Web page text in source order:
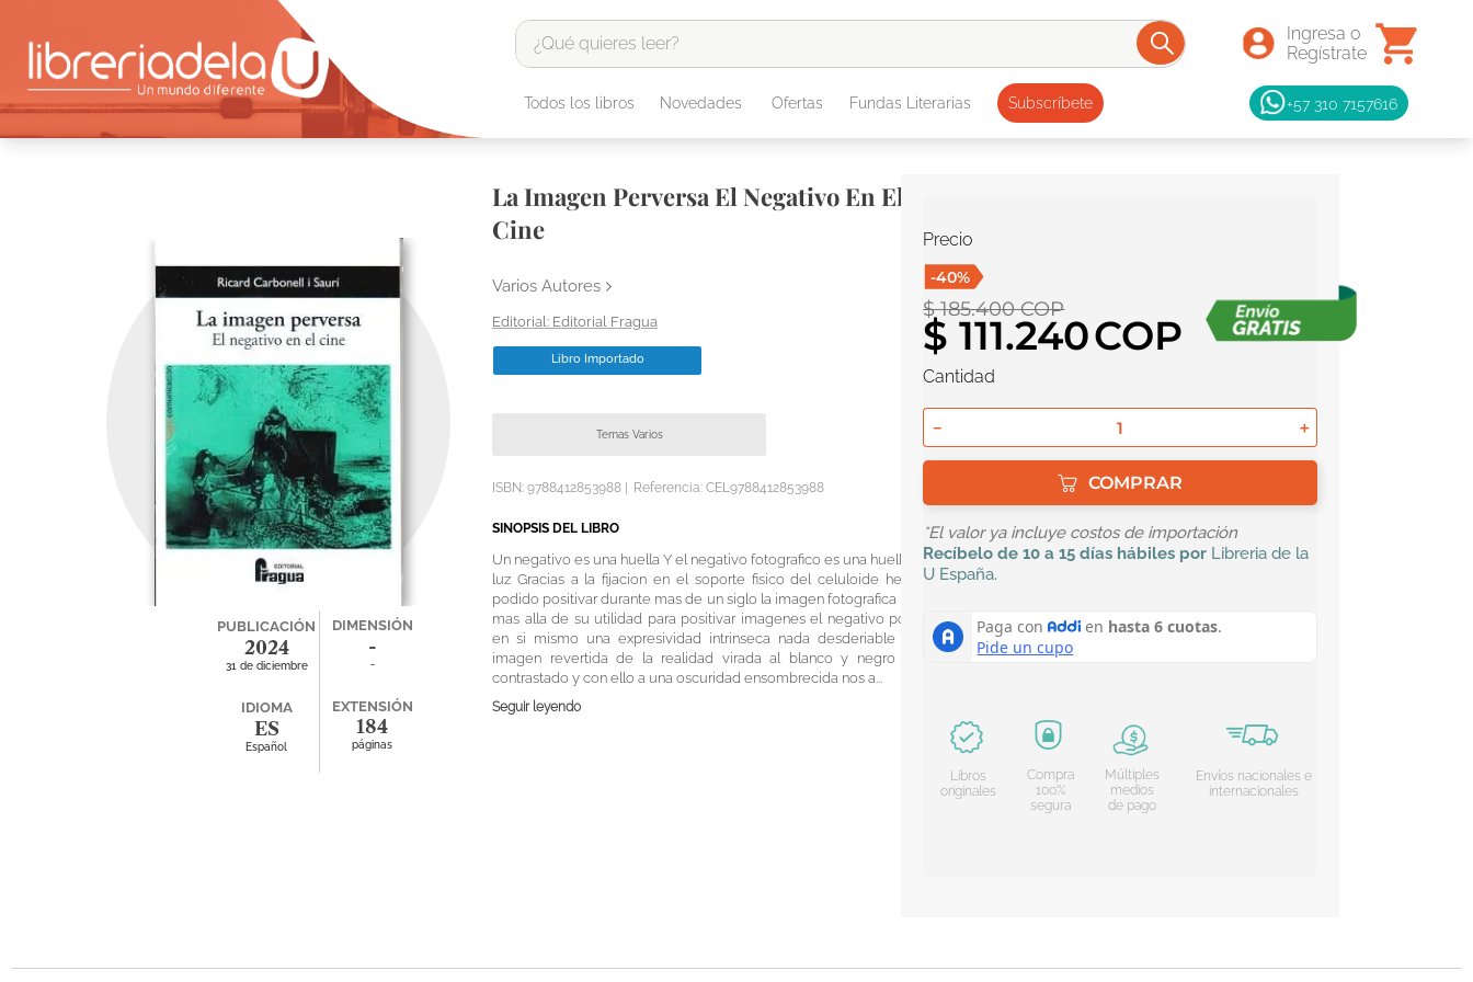
¿Qué quieres leer?
Todos los libros Novedades Ofertas Fundas Literarias Subscríbete +57 310 7157616
PUBLICACIÓN
2024
31 de diciembre
DIMENSIÓN
-
-
IDIOMA
ES
Español
EXTENSIÓN
184
páginas
La Imagen Perversa El Negativo En El
Cine
Varios Autores
Editorial Fragua
Libro Importado
Temas Varios
ISBN: 9788412853988 Referencia: CEL9788412853988
SINOPSIS DEL LIBRO
Un negativo es una huella Y el negativo fotografico es una huella de
luz Gracias a la fijacion en el soporte fisico del celuloide hemos
podido positivar durante mas de un siglo la imagen fotografica Pero
mas alla de su utilidad para positivar imagenes el negativo posee
en si mismo una expresividad intrinseca nada desderiable Esta
imagen revertida de la realidad virada al blanco y negro mas
contrastado y con ello a una oscuridad ensombrecida nos a...
Seguir leyendo
Precio
-40%
$ 185.400COP
$ 111.240
Cantidad
＋
－
COMPRAR
*El valor ya incluye costos de importación
Recíbelo de 10 a 15 días hábiles por Libreria de la
U España.
Libros
originales
Compra
100%
segura
Múltiples
medios
de pago
Envíos nacionales e
internacionales
TÉRMINOS MÁS BUSCADOS
3.
harry potter
4.
edición especial
5.
iliada
6.
1984
el cielo selva